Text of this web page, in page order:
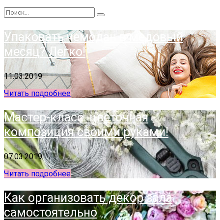
Упаковать чемодан в медовый
месяц? Легко!
11.03.2019
Читать подробнее
Мастер-класс: цветочная
композиция своими руками!
07.03.2019
Читать подробнее
Как организовать декор зала
самостоятельно